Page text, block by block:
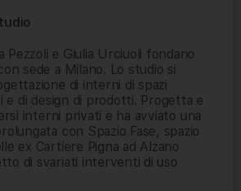
Pezzoli e Giulia Urciuoli fondano
sede a Milano. Lo studio si
di interni di spazi
e di design di prodotti. Progetta e
interni privati e ha avviato una
con Spazio Fase, spazio
ex Cartiere Pigna ad Alzano
di svariati interventi di uso